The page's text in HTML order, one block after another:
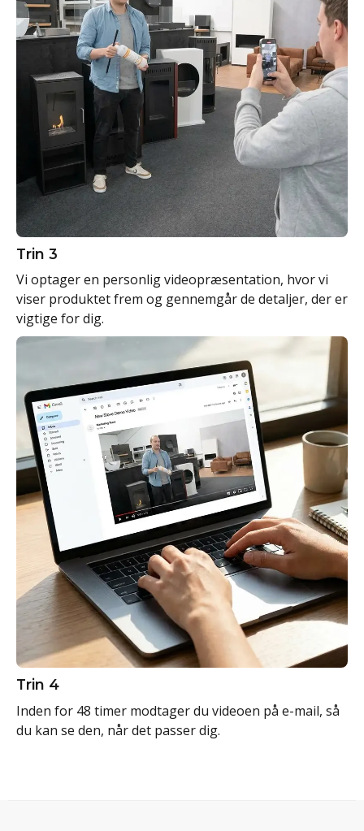
Trin 3
Vi optager en personlig videopræsentation, hvor vi
viser produktet frem og gennemgår de detaljer, der er
vigtige for dig.
Trin 4
Inden for 48 timer modtager du videoen på e-mail, så
du kan se den, når det passer dig.